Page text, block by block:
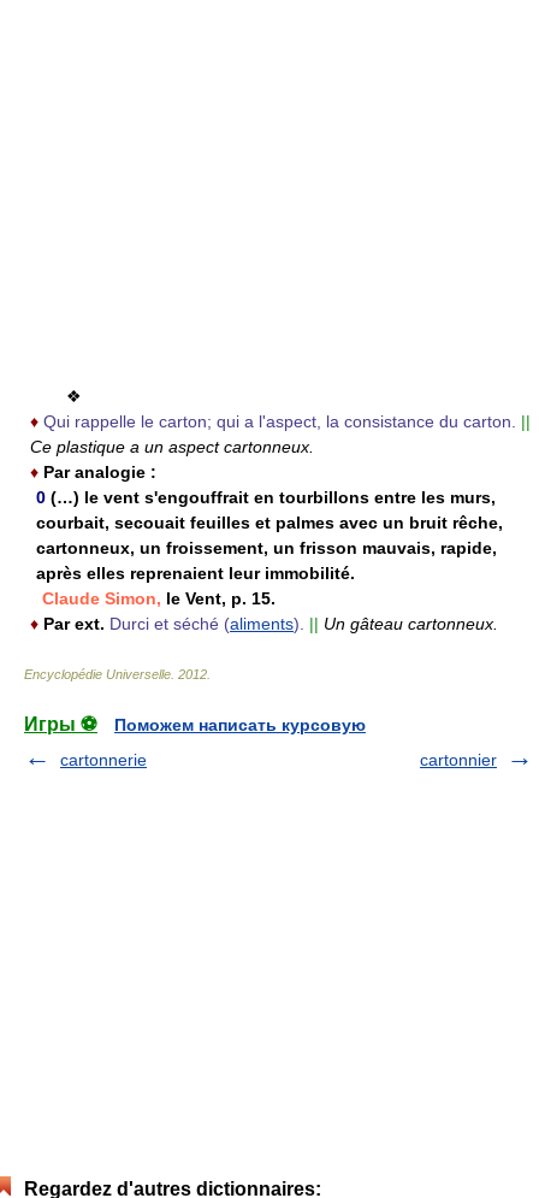
❖
♦ Qui rappelle le carton; qui a l'aspect, la consistance du carton.
||
Ce plastique a un aspect cartonneux.
♦ Par analogie :
0 (…) le vent s'engouffrait en tourbillons entre les murs,
courbait, secouait feuilles et palmes avec un bruit rêche,
cartonneux, un froissement, un frisson mauvais, rapide,
après elles reprenaient leur immobilité.
Claude Simon, le Vent, p. 15.
♦ Par ext. Durci et séché (aliments). || Un gâteau cartonneux.
Encyclopédie Universelle 2012
Игры ⚽
Поможем написать курсовую
cartonnerie
cartonnier
Regardez d'autres dictionnaires: